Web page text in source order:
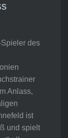
des
Anlass,
ist
und spielt